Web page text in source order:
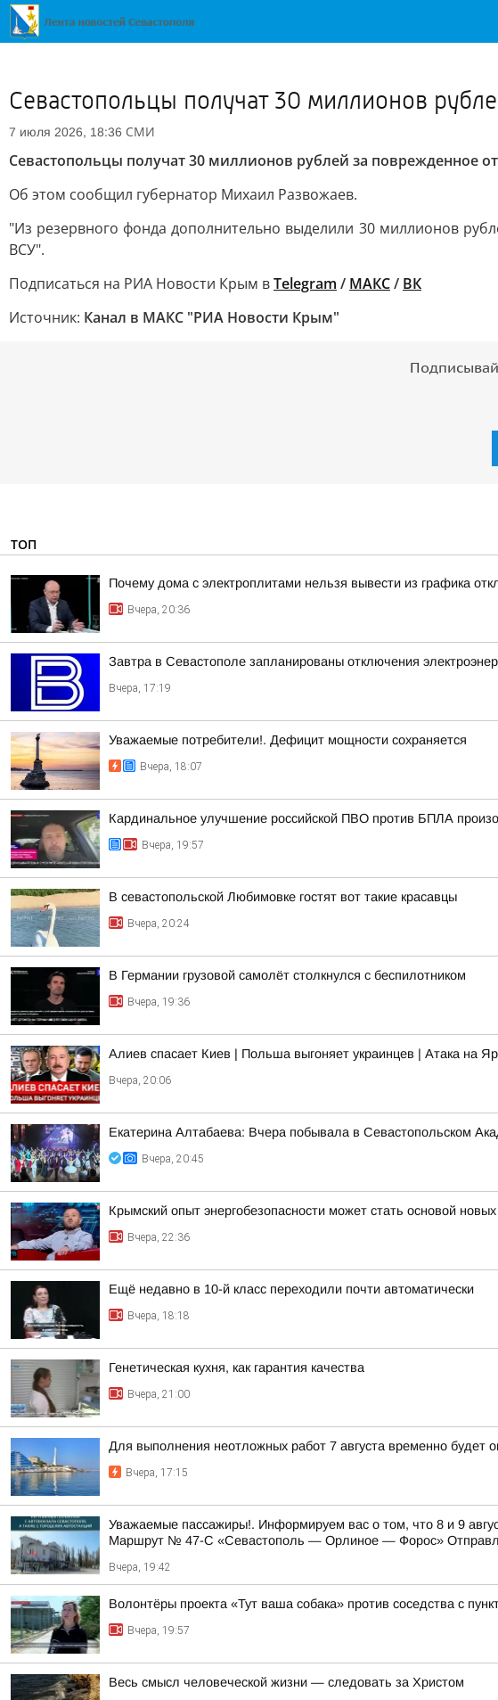
Севастопольцы получат 30 миллионов
7 июля 2026, 18:36 СМИ
Севастопольцы получат 30 миллионов рублей за поврежденное
Об этом сообщил губернатор Михаил Развожаев.
"Из резервного фонда дополнительно выделили 30 миллионов
ВСУ".
Подписаться на РИА Новости Крым вTelegram / МАКС/ ВК
Источник: Канал в МАКС "РИА Новости Крым"
ТОП
Почему дома с электроплитами нельзя вывести из графика
Вчера, 20:36
Завтра в Севастополе запланированы отключения
Вчера, 17:19
Уважаемые потребители!. Дефицит мощности сохраняется
Вчера, 18:07
Кардинальное улучшение российской ПВО против БПЛА
Вчера, 19:57
В севастопольской Любимовке гостят вот такие красавцы
Вчера, 20:24
В Германии грузовой самолёт столкнулся с беспилотником
Вчера, 19:36
Алиев спасает Киев | Польша выгоняет украинцев | Атака на
Вчера, 20:06
Екатерина Алтабаева: Вчера побывала в Севастопольском
Вчера, 20:45
Крымский опыт энергобезопасности может стать основой
Вчера, 22:36
Ещё недавно в 10-й класс переходили почти автоматически
Вчера, 18:18
Генетическая кухня, как гарантия качества
Вчера, 21:00
Для выполнения неотложных работ 7 августа временно будет
Вчера, 17:15
Уважаемые пассажиры!. Информируем вас о том, что 8 и 9
Маршрут № 47-С «Севастополь — Орлиное — Форос»
Вчера, 19:42
Волонтёры проекта «Тут ваша собака» против соседства с
Вчера, 19:57
Весь смысл человеческой жизни — следовать за Христом